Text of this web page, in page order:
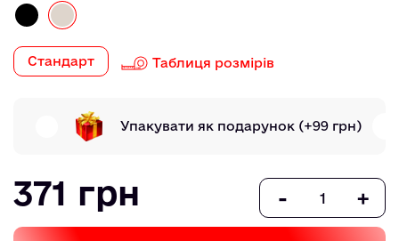
Стандарт Таблиця розмірів
Упакувати як подарунок (+99 грн)
371 грн - +